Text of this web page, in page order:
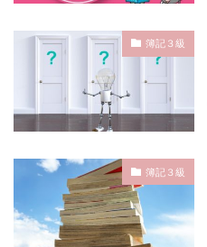
簿記３級
簿記３級